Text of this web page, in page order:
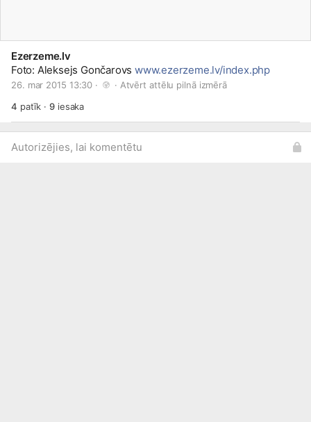
Ezerzeme.lv
Foto: Aleksejs Gončarovswww.ezerzeme.lv/index.php
26. mar 2015 13:30 · · Atvērt attēlu pilnā izmērā
4 patīk ·9iesaka
Autorizējies, lai komentētu